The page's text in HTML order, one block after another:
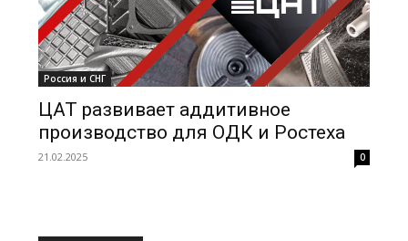
Россия и СНГ
ЦАТ развивает аддитивное
производство для ОДК и Ростеха
21.02.2025 0